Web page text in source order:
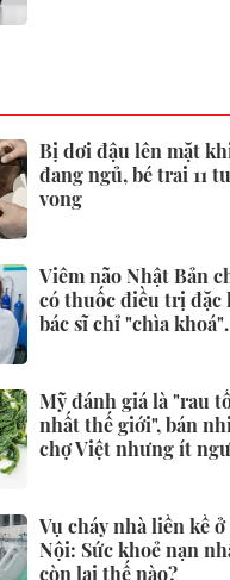
Bị dơi đậu lên mặt
đang ngủ, bé trai 11
vong
Viêm não Nhật Bản
có thuốc điều trị đặc
bác sĩ chỉ "chìa khoá"
Mỹ đánh giá là "rau
nhất thế giới", bán
chợ Việt nhưng ít
Vụ cháy nhà liền kề ở
Nội: Sức khoẻ nạn
còn lại thế nào?